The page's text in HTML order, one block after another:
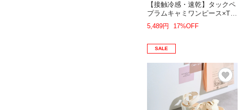
【接触冷感・速乾】タックペ
プラムキャミワンピース×Tシ
ャツ
5,489円 17%OFF
SALE